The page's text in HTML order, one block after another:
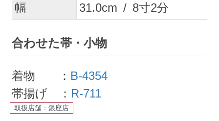
幅
31.0cm / 8寸2分
合わせた帯・小物
着物 ： B-4354
帯揚げ ： R-711
取扱店舗：銀座店